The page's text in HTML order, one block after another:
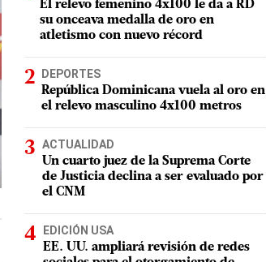
El relevo femenino 4x100 le da a RD
su onceava medalla de oro en
atletismo con nuevo récord
DEPORTES
República Dominicana vuela al oro en
el relevo masculino 4x100 metros
ACTUALIDAD
Un cuarto juez de la Suprema Corte
de Justicia declina a ser evaluado por
el CNM
EDICIÓN USA
EE. UU. ampliará revisión de redes